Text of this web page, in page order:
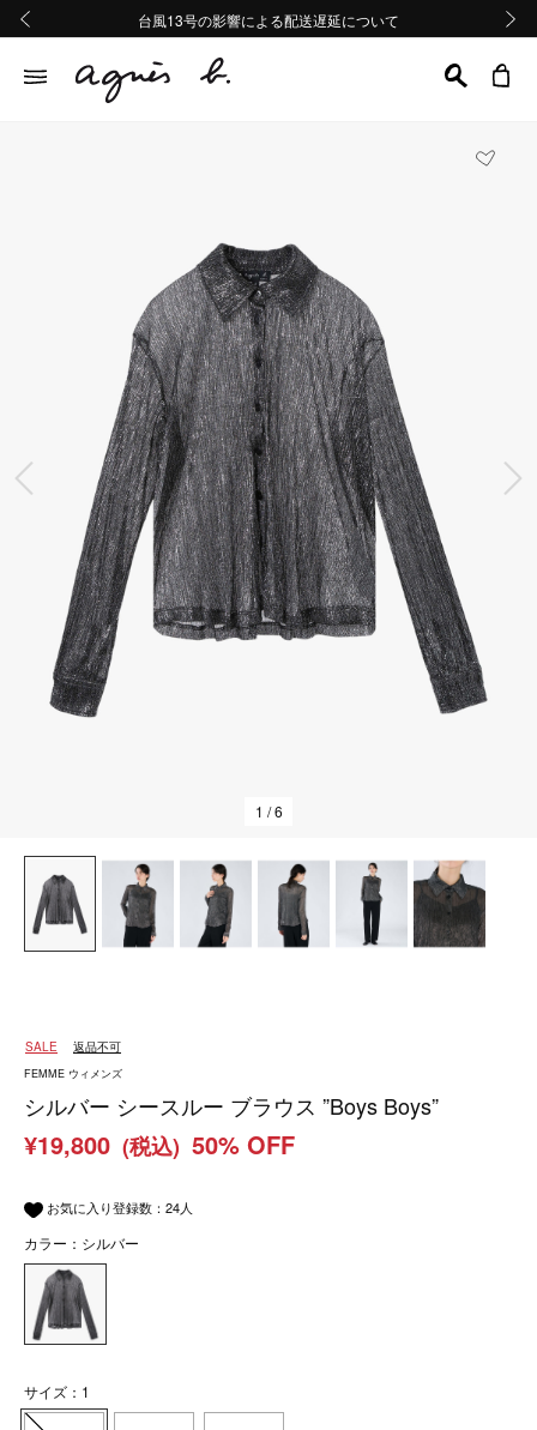
熊本地域地震の影響による配送遅延について
Summer Sale 2buy10%OFF!!
台風13号の影響による配送遅延について
熊本地域地震の影響による配送遅延について
Summer Sale 2buy10%OFF!!
前の画像
1 / 6
SALE 返品不可
FEMME ウィメンズ
シルバー シースルー ブラウス ”Boys Boys”
¥19,800 (税込) 50% OFF
お気に入り登録数： 24人
カラー：シルバー
サイズ：1